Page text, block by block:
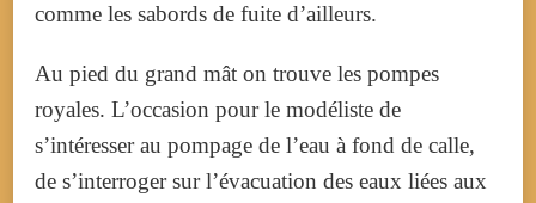
comme les sabords de fuite d’ailleurs.
Au pied du grand mât on trouve les pompes
royales. L’occasion pour le modéliste de
s’intéresser au pompage de l’eau à fond de calle,
de s’interroger sur l’évacuation des eaux liées aux